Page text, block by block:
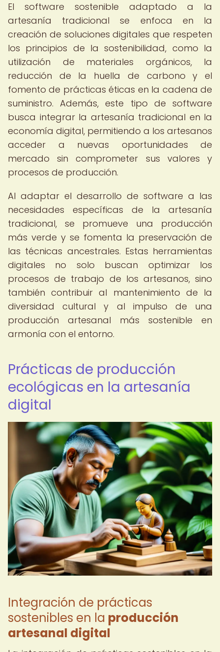
El software sostenible adaptado a la
artesanía tradicional se enfoca en la
creación de soluciones digitales que respeten
los principios de la sostenibilidad, como la
utilización de materiales orgánicos, la
reducción de la huella de carbono y el
fomento de prácticas éticas en la cadena de
suministro. Además, este tipo de software
busca integrar la artesanía tradicional en la
economía digital, permitiendo a los artesanos
acceder a nuevas oportunidades de
mercado sin comprometer sus valores y
procesos de producción.
Al adaptar el desarrollo de software a las
necesidades específicas de la artesanía
tradicional, se promueve una producción
más verde y se fomenta la preservación de
las técnicas ancestrales. Estas herramientas
digitales no solo buscan optimizar los
procesos de trabajo de los artesanos, sino
también contribuir al mantenimiento de la
diversidad cultural y al impulso de una
producción artesanal más sostenible en
armonía con el entorno.
Prácticas de producción
ecológicas en la artesanía
digital
Integración de prácticas
sostenibles en la producción
artesanal digital